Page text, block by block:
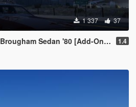
1 337 37
Sedan '80 [Add-On | LODs] 1.4